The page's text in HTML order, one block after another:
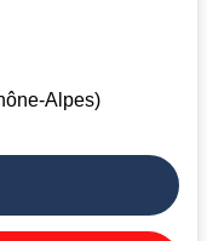
Alpes)